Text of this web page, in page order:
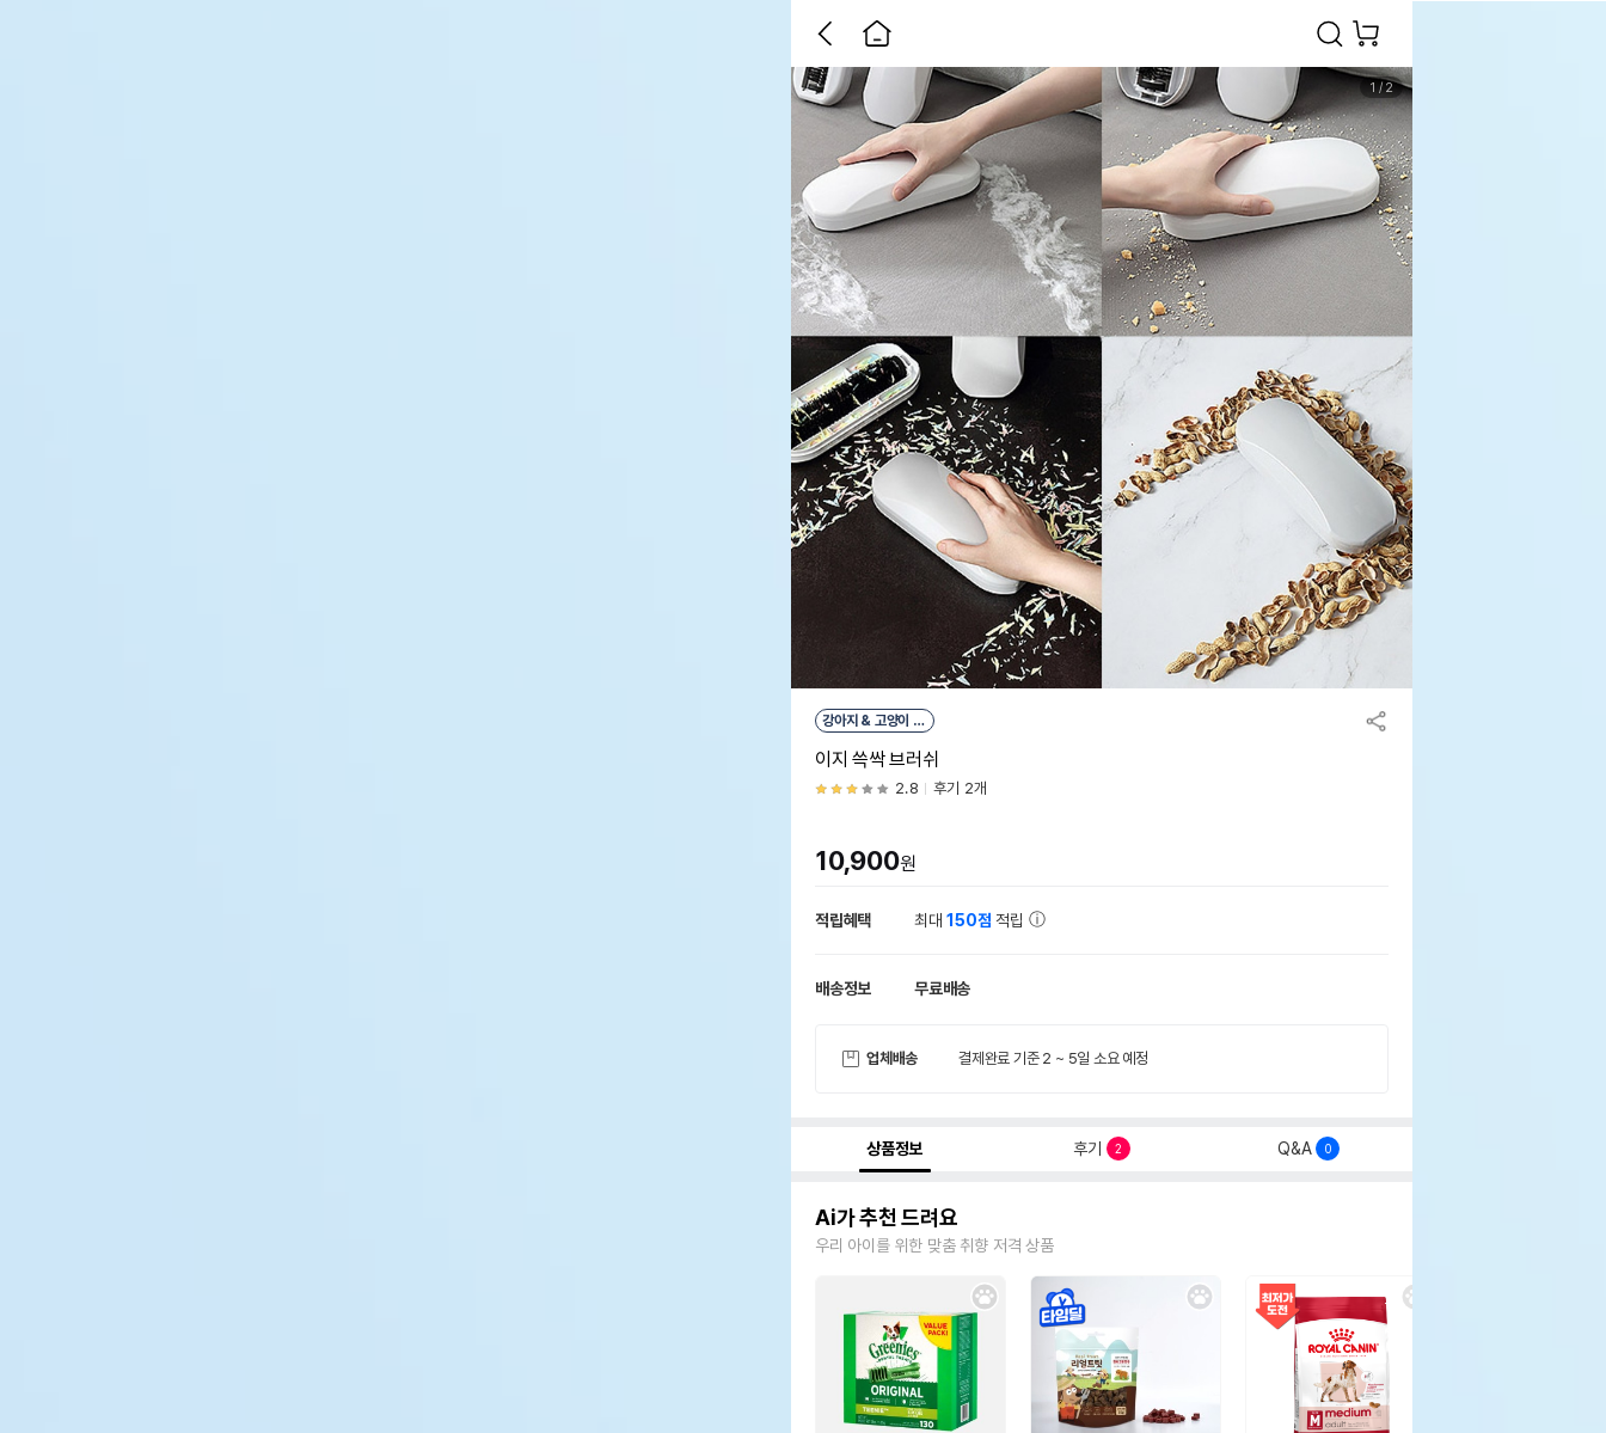
1 / 2
강아지 & 고양이 &
이지 쓱싹 브러쉬
2.8 후기 2개
10,900원
적립혜택 최대150점 적립
배송정보 무료배송
업체배송 결제완료 기준 2 ~ 5일 소요 예정
상품정보 후기 2 Q&A 0
Ai가 추천 드려요
우리 아이를 위한 맞춤 취향 저격 상품